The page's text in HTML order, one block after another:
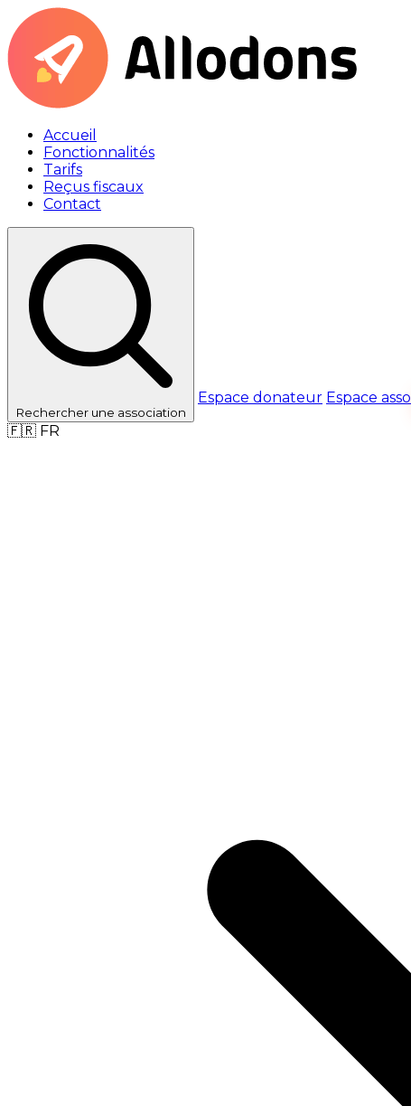
Accueil
Fonctionnalités
Tarifs
Reçus fiscaux
Contact
Rechercherune association
Espace donateur Espace asso
🇫🇷 FR